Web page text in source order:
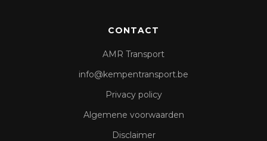
CONTACT
AMR Transport
info@kempentransport.be
Privacy policy
Algemene voorwaarden
Disclaimer